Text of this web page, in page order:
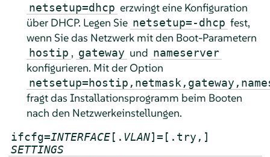
netsetup=dhcp erzwingt eine Konfiguration
über DHCP. Legen Sie netsetup=-dhcp fest,
wenn Sie das Netzwerk mit den Boot-Parametern
hostip , gateway und nameserver
konfigurieren. Mit der Option
fragt das Installationsprogramm beim Booten
nach den Netzwerkeinstellungen.
ifcfg=INTERFACE[. VLAN]=[.try,]
SETTINGS